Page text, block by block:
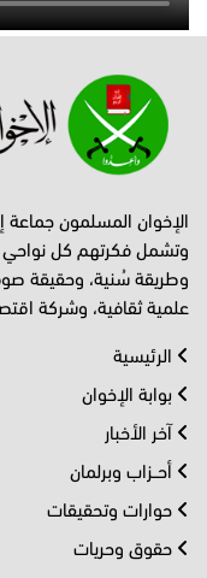
الإخوان المسلمون
وتشمل فكرتهم كل نواحي
وطريقة سُنية، وحقيقة
علمية ثقافية، وشركة
الرئيسية
بوابة الإخوان
آخر الأخبار
أحــزاب وبرلمان
حوارات وتحقيقات
حقوق وحريات